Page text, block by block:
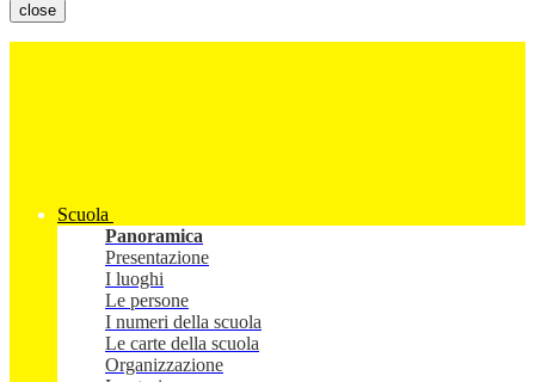
close
Scuola
Panoramica
Presentazione
I luoghi
Le persone
I numeri della scuola
Le carte della scuola
Organizzazione